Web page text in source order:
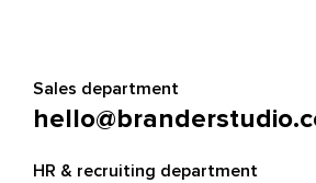
Sales department
HR & recruiting department